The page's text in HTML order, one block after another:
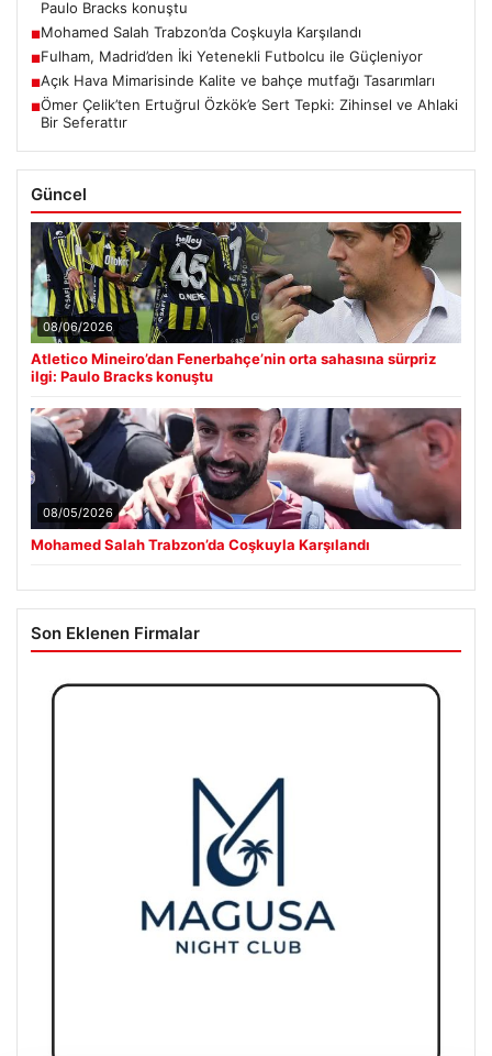
Atletico Mineiro’dan Fenerbahçe’nin orta sahasına sürpriz ilgi:
Paulo Bracks konuştu
■Mohamed Salah Trabzon’da Coşkuyla Karşılandı
■Fulham, Madrid’den İki Yetenekli Futbolcu ile Güçleniyor
■Açık Hava Mimarisinde Kalite ve bahçe mutfağı Tasarımları
Ömer Çelik’ten Ertuğrul Özkök’e Sert Tepki: Zihinsel ve Ahlaki
Güncel
08/06/2026
Atletico Mineiro’dan Fenerbahçe’nin orta sahasına sürpriz
08/05/2026
Son Eklenen Firmalar